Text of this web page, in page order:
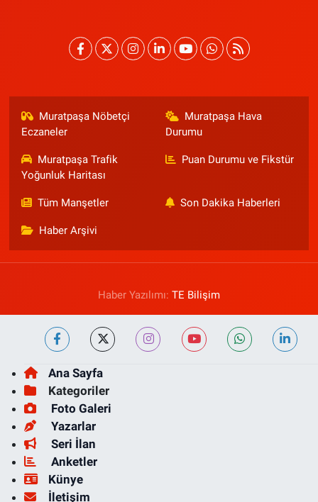
Muratpaşa Nöbetçi
Eczaneler
Muratpaşa Hava
Durumu
Muratpaşa Trafik
Yoğunluk Haritası
Puan Durumu ve Fikstür
Tüm Manşetler Son Dakika Haberleri
Haber Arşivi
Haber Yazılımı: TE Bilişim
Ana Sayfa
Kategoriler
Foto Galeri
Yazarlar
Seri İlan
Anketler
Künye
İletişim